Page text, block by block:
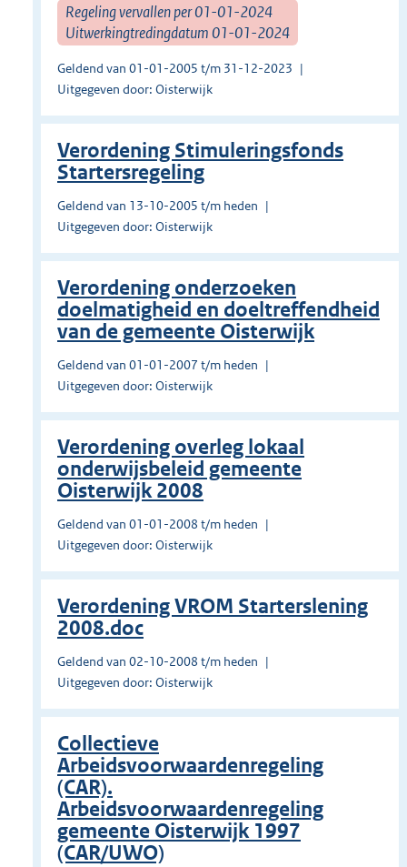
Regeling vervallen per 01-01-2024
Uitwerkingtredingdatum 01-01-2024
Geldend van 01-01-2005 t/m 31-12-2023
Uitgegeven door: Oisterwijk
Verordening Stimuleringsfonds
Startersregeling
Geldend van 13-10-2005 t/m heden
Uitgegeven door: Oisterwijk
Verordening onderzoeken
doelmatigheid en doeltreffendheid
van de gemeente Oisterwijk
Geldend van 01-01-2007 t/m heden
Uitgegeven door: Oisterwijk
Verordening overleg lokaal
onderwijsbeleid gemeente
Oisterwijk 2008
Geldend van 01-01-2008 t/m heden
Uitgegeven door: Oisterwijk
Verordening VROM Starterslening
2008.doc
Geldend van 02-10-2008 t/m heden
Uitgegeven door: Oisterwijk
Collectieve
Arbeidsvoorwaardenregeling
(CAR).
Arbeidsvoorwaardenregeling
gemeente Oisterwijk 1997
(CAR/UWO)